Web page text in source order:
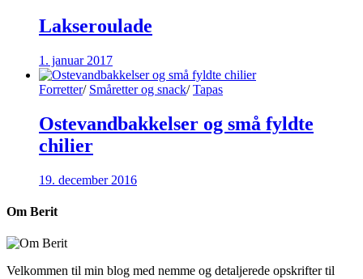
Lakseroulade
1. januar 2017
Forretter/ Småretter og snack/ Tapas
Ostevandbakkelser og små fyldte
chilier
19. december 2016
Om Berit
Velkommen til min blog med nemme og detaljerede opskrifter til